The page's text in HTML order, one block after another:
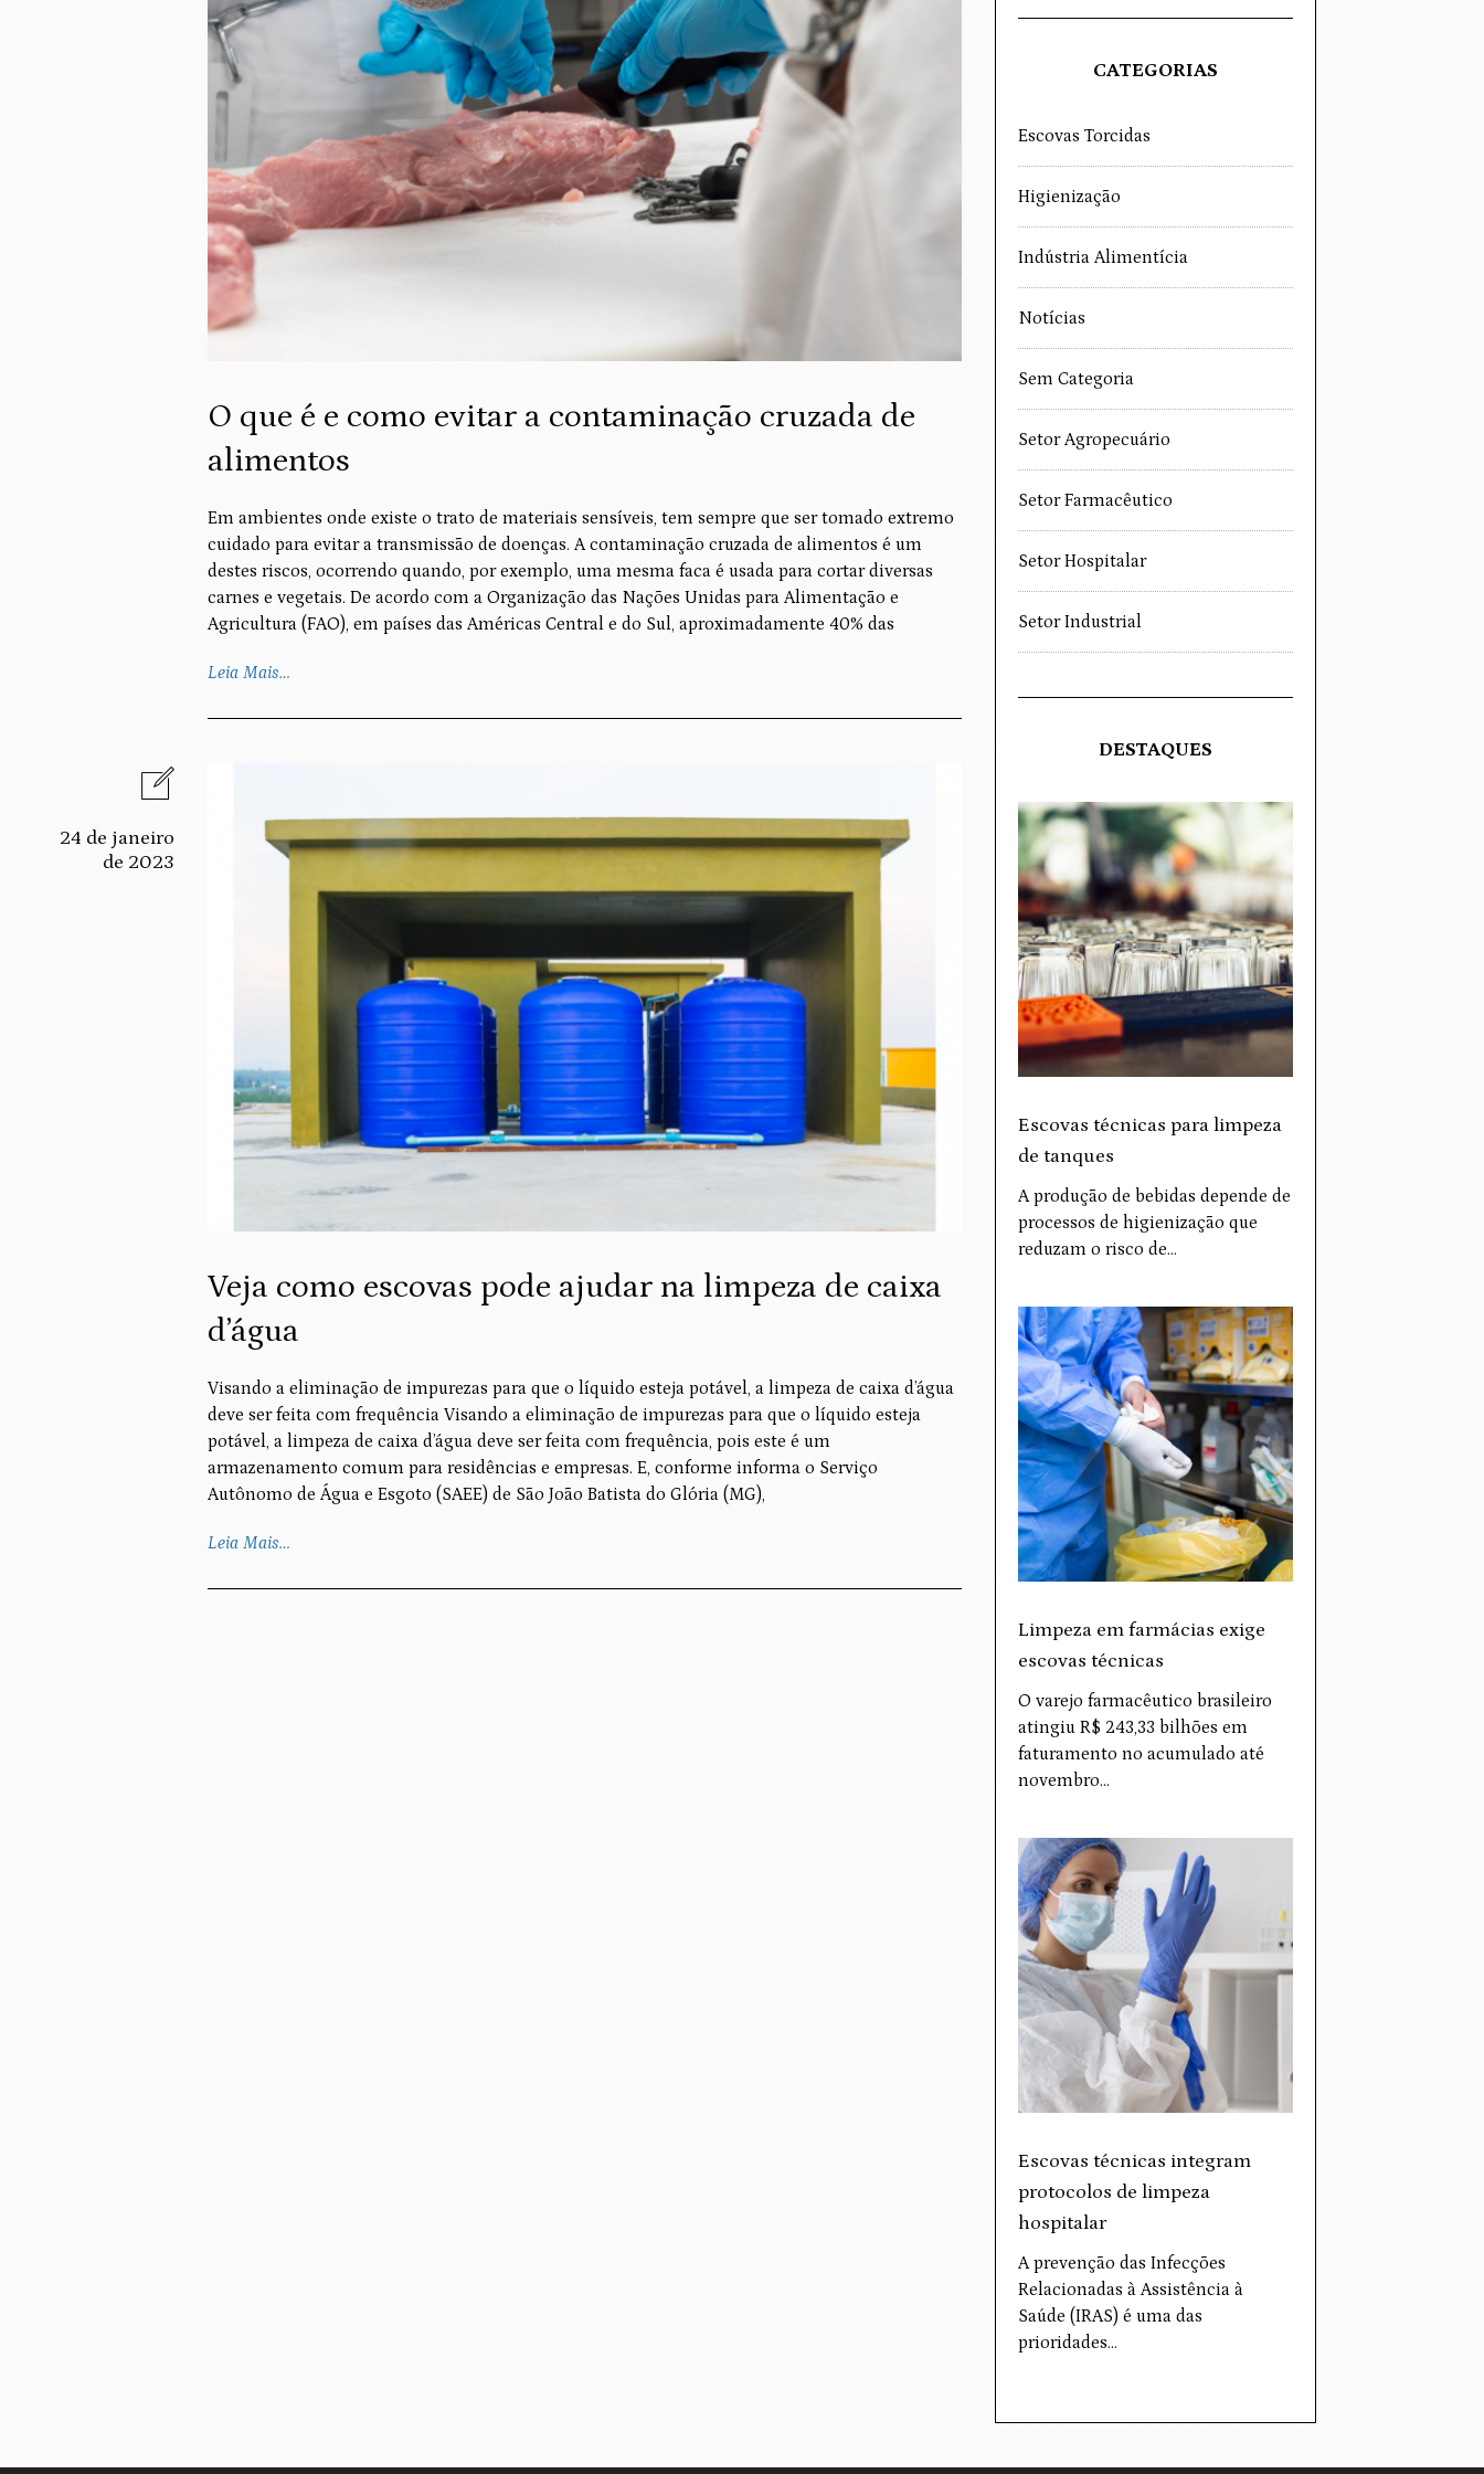
O que é e como evitar a contaminação cruzada de
alimentos
Em ambientes onde existe o trato de materiais sensíveis, tem sempre que ser tomado extremo
cuidado para evitar a transmissão de doenças. A contaminação cruzada de alimentos é um
destes riscos, ocorrendo quando, por exemplo, uma mesma faca é usada para cortar diversas
carnes e vegetais. De acordo com a Organização das Nações Unidas para Alimentação e
Agricultura (FAO), em países das Américas Central e do Sul, aproximadamente 40% das
Leia Mais…
24 de janeiro
de 2023
Veja como escovas pode ajudar na limpeza de caixa
d’água
Visando a eliminação de impurezas para que o líquido esteja potável, a limpeza de caixa d’água
deve ser feita com frequência Visando a eliminação de impurezas para que o líquido esteja
potável, a limpeza de caixa d’água deve ser feita com frequência, pois este é um
armazenamento comum para residências e empresas. E, conforme informa o Serviço
Autônomo de Água e Esgoto (SAEE) de São João Batista do Glória (MG),
Leia Mais…
CATEGORIAS
Escovas Torcidas
Higienização
Indústria Alimentícia
Notícias
Sem Categoria
Setor Agropecuário
Setor Farmacêutico
Setor Hospitalar
Setor Industrial
DESTAQUES
Escovas técnicas para limpeza
de tanques
A produção de bebidas depende de
processos de higienização que
reduzam o risco de…
Limpeza em farmácias exige
escovas técnicas
O varejo farmacêutico brasileiro
atingiu R$ 243,33 bilhões em
faturamento no acumulado até
novembro…
Escovas técnicas integram
protocolos de limpeza
hospitalar
A prevenção das Infecções
Relacionadas à Assistência à
Saúde (IRAS) é uma das
prioridades…